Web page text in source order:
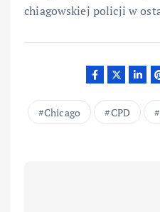
chiagowskiej policji w
Chicago CPD